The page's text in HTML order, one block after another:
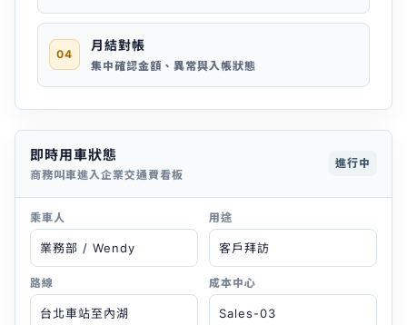
04
月結對帳
集中確認金額、異常與入帳狀態
即時用車狀態
商務叫車進入企業交通費看板
進行中
乘車人
業務部 / Wendy
用途
客戶拜訪
路線
台北車站至內湖
成本中心
Sales-03